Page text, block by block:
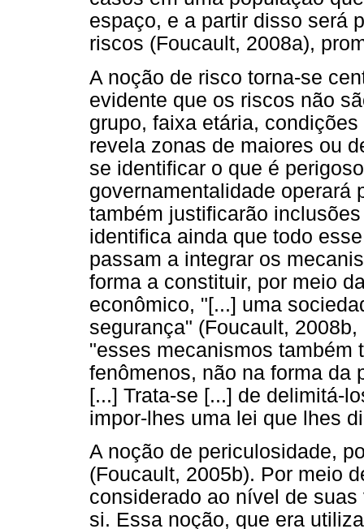
espaço, e a partir disso será
riscos (Foucault, 2008a),
A noção de risco torna-se
evidente que os riscos não
grupo, faixa etária,
revela zonas de maiores ou
se identificar o que é
governamentalidade operará
também justificarão
identifica ainda que todo
passam a integrar os
forma a constituir, por meio
econômico, "[...] uma
segurança" (Foucault,
"esses mecanismos também
fenômenos, não na forma da
[...] Trata-se [...] de delimitá-
impor-lhes uma lei que lhes
A noção de periculosidade,
(Foucault, 2005b). Por meio
considerado ao nível de
si. Essa noção, que era